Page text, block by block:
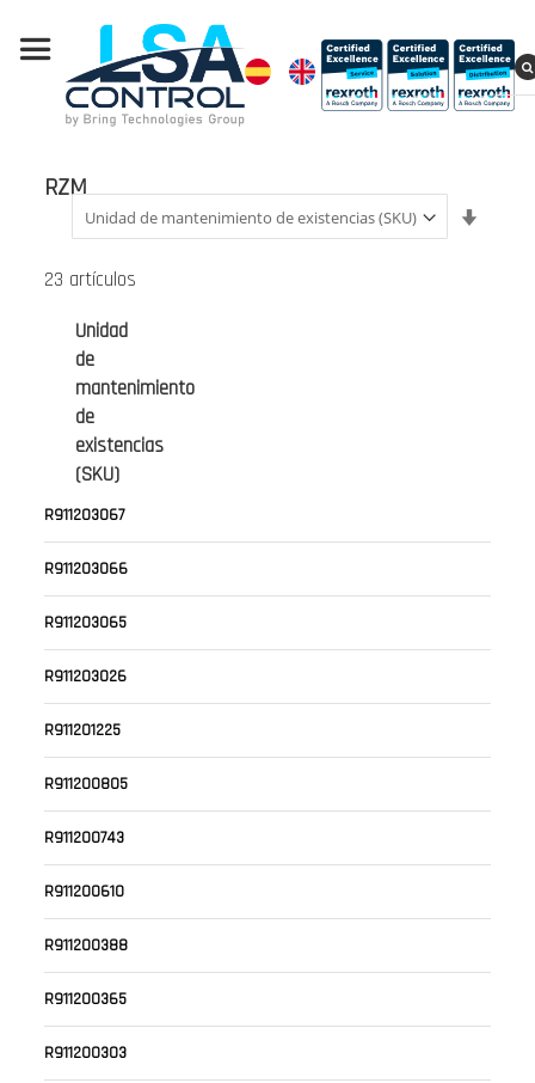
RZM
23 artículos
Unidad
de
mantenimiento
de
existencias
(SKU)
R911203067
R911203066
R911203065
R911203026
R911201225
R911200805
R911200743
R911200610
R911200388
R911200365
R911200303